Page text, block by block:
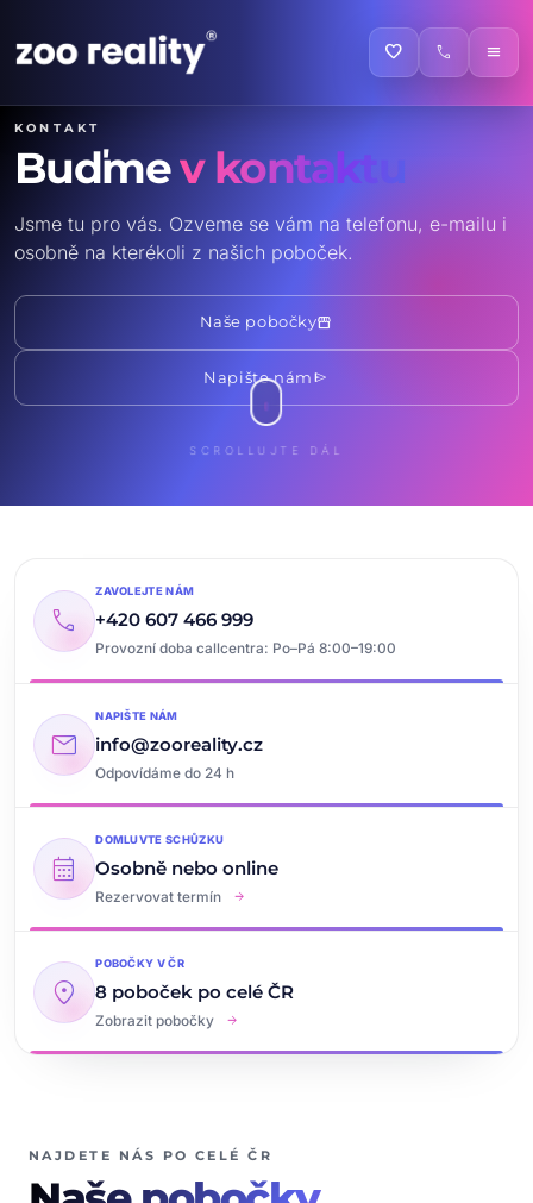
favorite call menu
Kontakt
Buďmev kontaktu
Jsme tu pro vás. Ozveme se vám na telefonu, e-mailu i
osobně na kterékoli z našich poboček.
Naše pobočkystorefront
Napište nám send
SCROLLUJTE DÁL
call
ZAVOLEJTE NÁM
+420 607 466 999
Provozní doba callcentra: Po–Pá 8:00–19:00
mail
NAPIŠTE NÁM
info@zooreality.cz
Odpovídáme do 24 h
calendar_month
DOMLUVTE SCHŮZKU
Osobně nebo online
Rezervovat termín arrow_forward
location_on
POBOČKY V ČR
8 poboček po celé ČR
Zobrazit pobočky arrow_forward
NAJDETE NÁS PO CELÉ ČR